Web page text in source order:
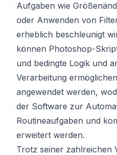
Aufgaben wie
oder Anwenden von
erheblich beschleunigt
können Photoshop-
und bedingte Logik und
Verarbeitung
angewendet werden,
der Software zur
Routineaufgaben und
erweitert werden.
Trotz seiner zahlreichen